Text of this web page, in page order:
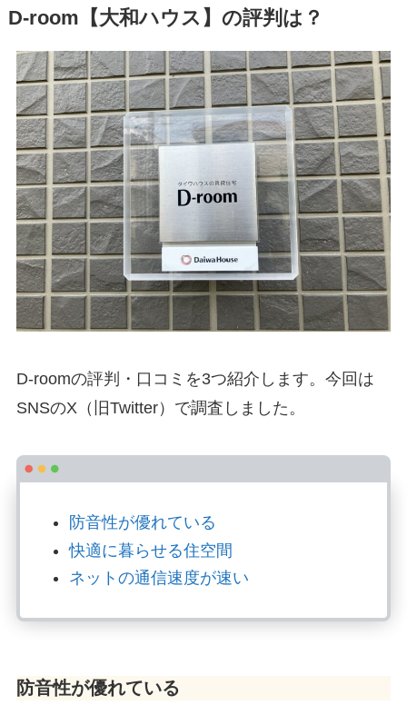
D-room【大和ハウス】の評判は？
D-roomの評判・口コミを3つ紹介します。今回は
SNSのX（旧Twitter）で調査しました。
防音性が優れている
快適に暮らせる住空間
ネットの通信速度が速い
防音性が優れている